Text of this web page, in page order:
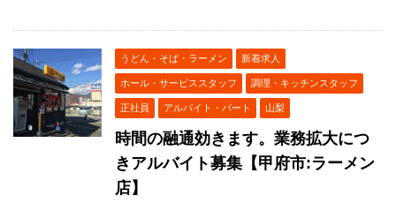
うどん・そば・ラーメン 新着求人
ホール・サービススタッフ 調理・キッチンスタッフ
正社員 アルバイト・パート 山梨
時間の融通効きます。業務拡大につ
きアルバイト募集【甲府市:ラーメン
店】